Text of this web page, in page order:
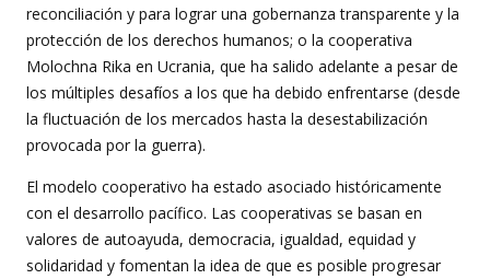
reconciliación y para lograr una gobernanza transparente y la
protección de los derechos humanos; o la cooperativa
Molochna Rika en Ucrania, que ha salido adelante a pesar de
los múltiples desafíos a los que ha debido enfrentarse (desde
la fluctuación de los mercados hasta la desestabilización
provocada por la guerra).
El modelo cooperativo ha estado asociado históricamente
con el desarrollo pacífico. Las cooperativas se basan en
valores de autoayuda, democracia, igualdad, equidad y
solidaridad y fomentan la idea de que es posible progresar